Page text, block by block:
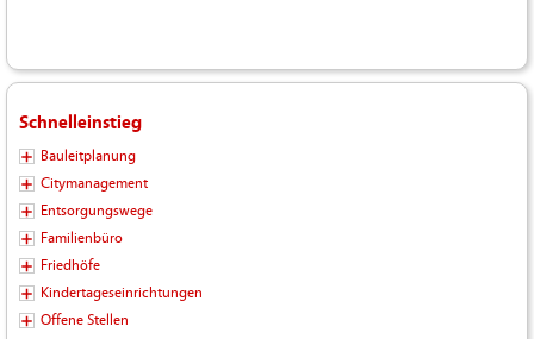
Schnelleinstieg
Bauleitplanung
Citymanagement
Entsorgungswege
Familienbüro
Friedhöfe
Kindertageseinrichtungen
Offene Stellen